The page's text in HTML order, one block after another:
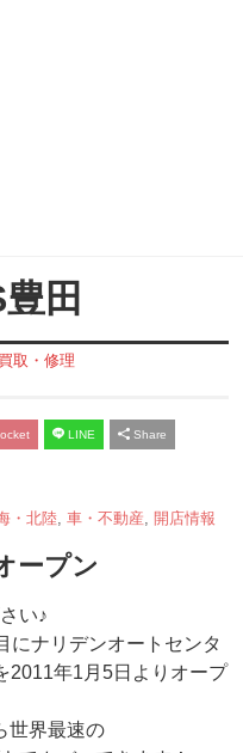
田
取・修理
LINE Share
・北陸 車・不動産 開店情報
ープン
い♪
にナリデンオートセンタ
2011年1月5日よりオープ
世界最速の